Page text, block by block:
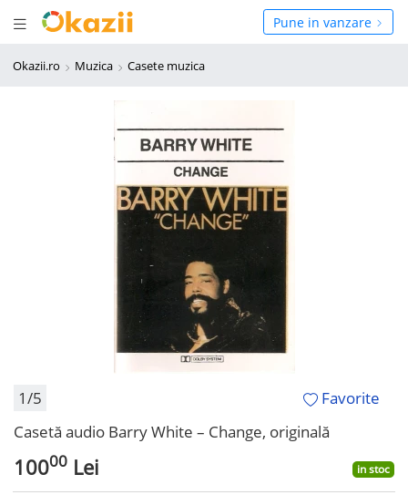
Deschide meniul
meniul Pune in vanzare
Okazii.ro Muzica Casete muzica
1/5
Favorite
Casetă audio Barry White ‎– Change, originală
10000 Lei in stoc